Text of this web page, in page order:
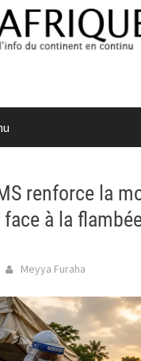
renforce la
à la
Meyya Furaha